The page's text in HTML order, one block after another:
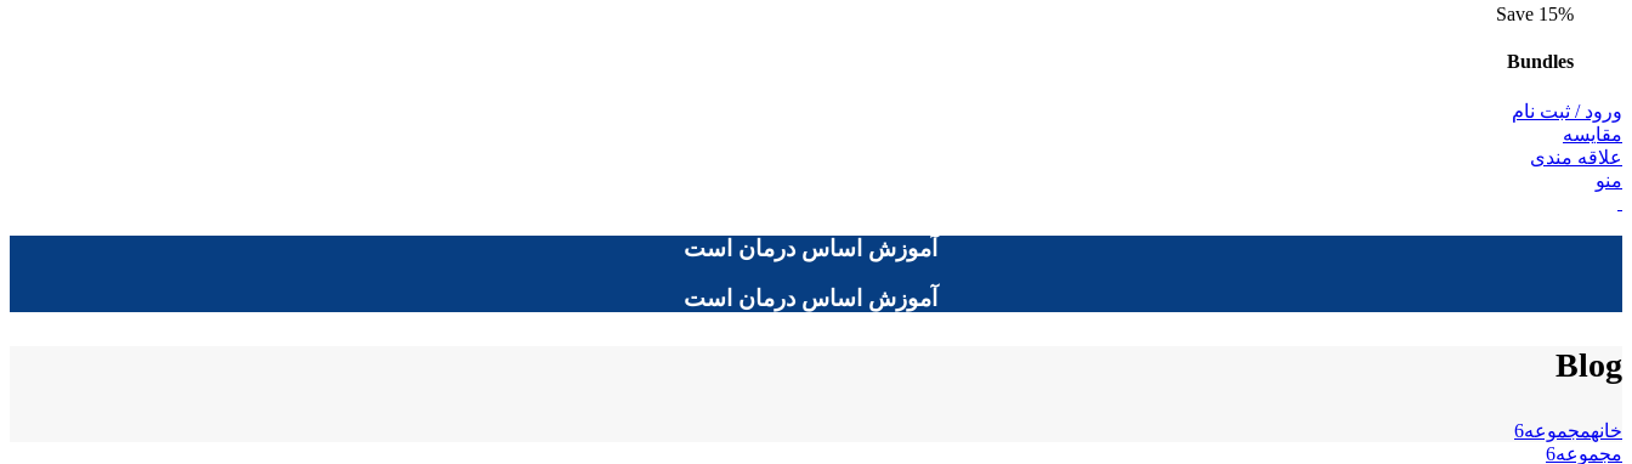
Save 15%
Bundles
ورود / ثبت نام
مقايسه
علاقه مندی
منو
آموزش اساس درمان است
آموزش اساس درمان است
Blog
خانهمجموعه6
مجموعه6